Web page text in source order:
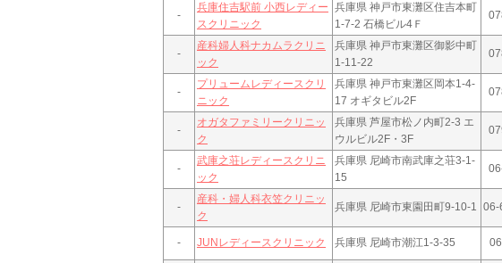
-
兵庫住吉駅前 小西レディー
スクリニック
兵庫県 神戸市東灘区住吉本町
1-7-2 石橋ビル4Ｆ
-
産科婦人科ナカムラクリニ
ック
兵庫県 神戸市東灘区御影中町
1-11-22
-
プリュームレディースクリ
ニック
兵庫県 神戸市東灘区岡本1-4-
17 オギタビル2F
-
オガタファミリークリニッ
ク
兵庫県 芦屋市松ノ内町2-3 エ
ウルビル2F・3F
-
武庫之荘レディースクリニ
ック
兵庫県 尼崎市南武庫之荘3-1-
15
-
産科・婦人科衣笠クリニッ
ク
兵庫県 尼崎市東園田町9-10-1
- JUNレディースクリニック 兵庫県 尼崎市潮江1-3-35